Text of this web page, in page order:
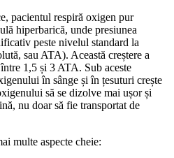
pacientul respiră oxigen pur
hiperbarică, unde presiunea
peste nivelul standard la
sau ATA). Această creștere a
1,5 și 3 ATA. Sub aceste
în sânge și în țesuturi crește
să se dizolve mai ușor și
nu doar să fie transportat de
multe aspecte cheie: